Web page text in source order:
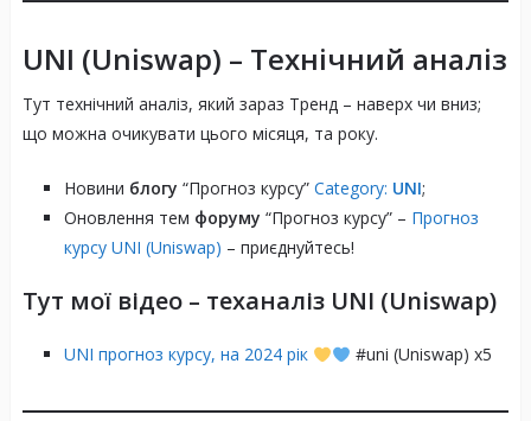
Потенціал для пасивного доходу
UNI (Uniswap) – Технічний аналіз
Тут технічний аналіз, який зараз Тренд – наверх чи вниз;
що можна очикувати цього місяця, та року.
Новини блогу “Прогноз курсу” Category: UNI;
Оновлення тем форуму “Прогноз курсу” – Прогноз
курсу UNI (Uniswap) – приєднуйтесь!
Тут мої відео – теханаліз UNI (Uniswap)
UNI прогноз курсу, на 2024 рік #uni (Uniswap) х5